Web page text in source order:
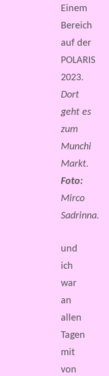
Dort
geht es
zum
Munchi
Markt.
Foto:
Mirco
Sadrinna.
und
ich
war
an
allen
Tagen
mit
von